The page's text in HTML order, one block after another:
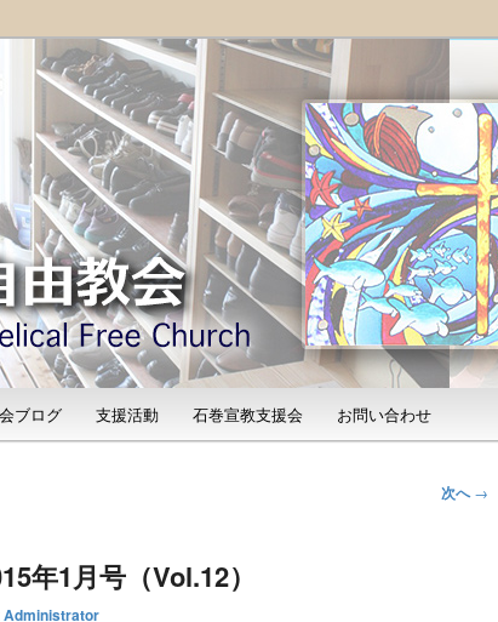
会（Ishinomaki
「石巻宣教支援会」によって支えられる新しい教会と、被災地
ブログ 支援活動 石巻宣教支援会 お問い合わせ
次へ→
年1月号（Vol.12）
Administrator